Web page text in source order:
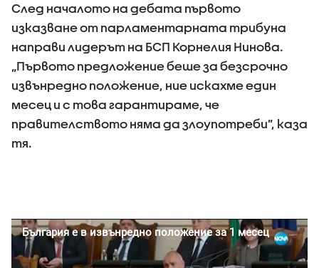
След началото на дебата първото
изказване от парламентарната трибуна
направи лидерът на БСП Корнелия Нинова.
„Първото предложение беше за безсрочно
извънредно положение, ние искахме един
месец и с това гарантираме, че
правителството няма да злоупотреби”, каза
тя.